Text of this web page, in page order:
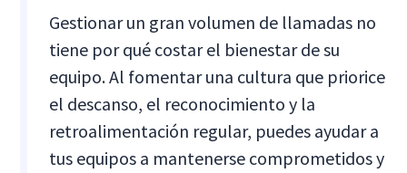
Gestionar un gran volumen de llamadas no
tiene por qué costar el bienestar de su
equipo. Al fomentar una cultura que priorice
el descanso, el reconocimiento y la
retroalimentación regular, puedes ayudar a
tus equipos a mantenerse comprometidos y